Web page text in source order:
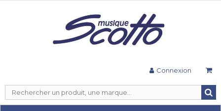
Connexion